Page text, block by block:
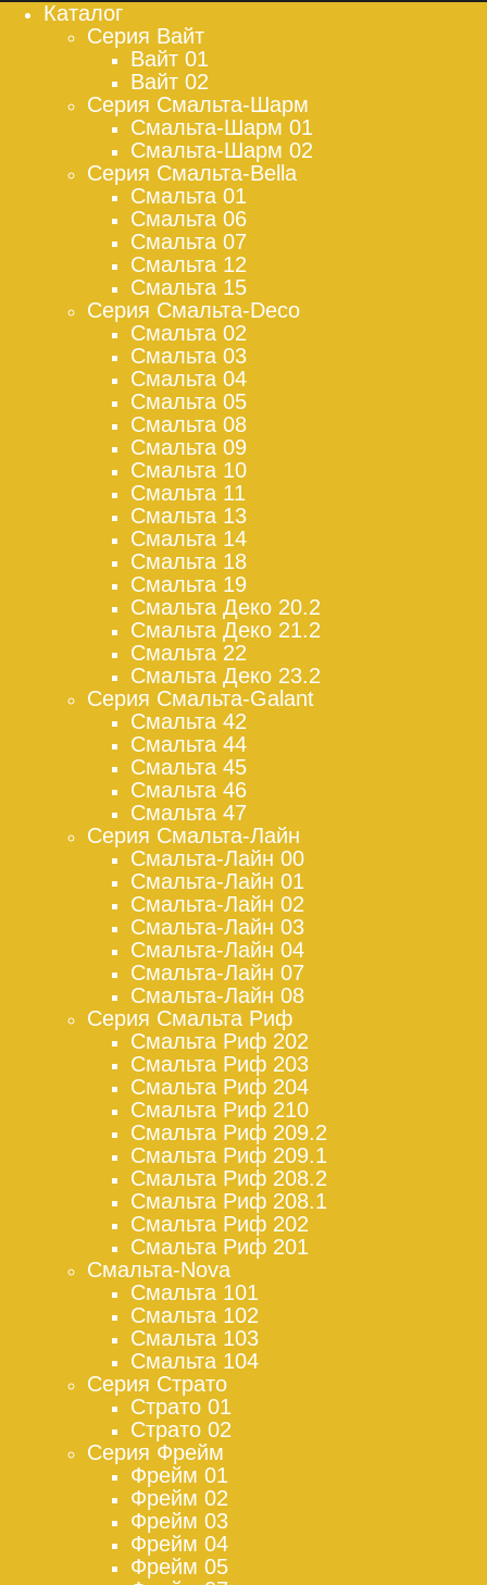
Каталог
Серия Вайт
Вайт 01
Вайт 02
Серия Смальта-Шарм
Смальта-Шарм 01
Смальта-Шарм 02
Серия Смальта-Bella
Смальта 01
Смальта 06
Смальта 07
Смальта 12
Смальта 15
Серия Смальта-Deco
Смальта 02
Смальта 03
Смальта 04
Смальта 05
Смальта 08
Смальта 09
Смальта 10
Смальта 11
Смальта 13
Смальта 14
Смальта 18
Смальта 19
Смальта Деко 20.2
Смальта Деко 21.2
Смальта 22
Смальта Деко 23.2
Серия Смальта-Galant
Смальта 42
Смальта 44
Смальта 45
Смальта 46
Смальта 47
Серия Смальта-Лайн
Смальта-Лайн 00
Смальта-Лайн 01
Смальта-Лайн 02
Смальта-Лайн 03
Смальта-Лайн 04
Смальта-Лайн 07
Смальта-Лайн 08
Серия Смальта Риф
Смальта Риф 202
Смальта Риф 203
Смальта Риф 204
Смальта Риф 210
Смальта Риф 209.2
Смальта Риф 209.1
Смальта Риф 208.2
Смальта Риф 208.1
Смальта Риф 202
Смальта Риф 201
Смальта-Nova
Смальта 101
Смальта 102
Смальта 103
Смальта 104
Серия Страто
Страто 01
Страто 02
Серия Фрейм
Фрейм 01
Фрейм 02
Фрейм 03
Фрейм 04
Фрейм 05